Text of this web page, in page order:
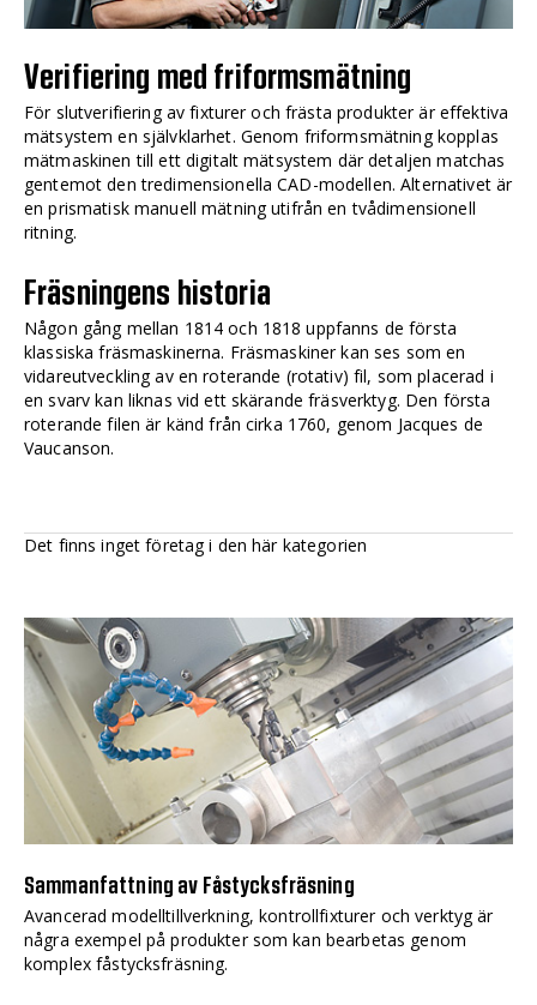
Verifiering med friformsmätning
För slutverifiering av fixturer och frästa produkter är effektiva
mätsystem en självklarhet. Genom friformsmätning kopplas
mätmaskinen till ett digitalt mätsystem där detaljen matchas
gentemot den tredimensionella CAD-modellen. Alternativet är
en prismatisk manuell mätning utifrån en tvådimensionell
ritning.
Fräsningens historia
Någon gång mellan 1814 och 1818 uppfanns de första
klassiska fräsmaskinerna. Fräsmaskiner kan ses som en
vidareutveckling av en roterande (rotativ) fil, som placerad i
en svarv kan liknas vid ett skärande fräsverktyg. Den första
roterande filen är känd från cirka 1760, genom Jacques de
Vaucanson.
Det finns inget företag i den här kategorien
Sammanfattning av Fåstycksfräsning
Avancerad modelltillverkning, kontrollfixturer och verktyg är
några exempel på produkter som kan bearbetas genom
komplex fåstycksfräsning.